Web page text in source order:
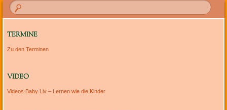
TERMINE
Zu den Terminen
VIDEO
Videos Baby Liv – Lernen wie die Kinder